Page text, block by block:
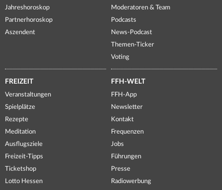
Jahreshoroskop
Partnerhoroskop
Aszendent
Moderatoren & Team
Podcasts
News-Podcast
Themen-Ticker
Voting
FREIZEIT
Veranstaltungen
Spielplätze
Rezepte
Meditation
Ausflugsziele
Freizeit-Tipps
Ticketshop
Lotto Hessen
FFH-WELT
FFH-App
Newsletter
Kontakt
Frequenzen
Jobs
Führungen
Presse
Radiowerbung